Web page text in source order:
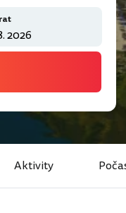
Aktivity